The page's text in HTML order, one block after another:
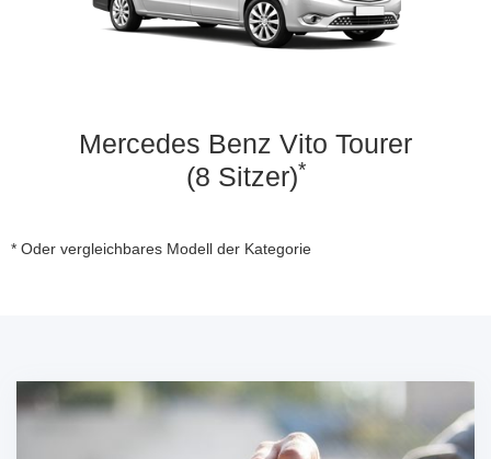
Mercedes Benz Vito Tourer
(8 Sitzer)*
* Oder vergleichbares Modell der Kategorie